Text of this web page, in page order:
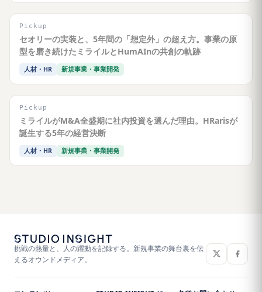
Pickup
セオリーの実装と、5年間の「想定外」の超え方。事業の原
型を磨き続けたミライルとHumAInの共創の軌跡
人材・HR 新規事業・事業開発
Pickup
ミライルがM&A全盛期に社内投資を選んだ理由。HRarisが
誕生する5年の経営決断
人材・HR 新規事業・事業開発
挑戦の熱量と、人の躍動を記録する。新規事業の舞台裏を伝
えるオウンドメディア。